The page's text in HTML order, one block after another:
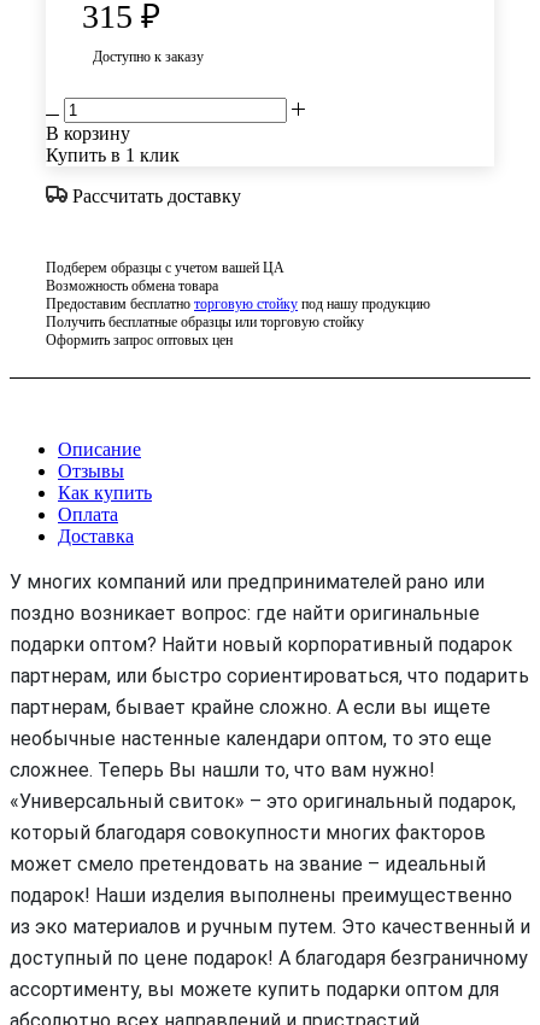
315 ₽
Доступно к заказу
В корзину
Купить в 1 клик
Рассчитать доставку
Подберем образцы с учетом вашей ЦА
Возможность обмена товара
Предоставим бесплатно торговую стойку под нашу продукцию
Получить бесплатные образцы или торговую стойку
Оформить запрос оптовых цен
Описание
Отзывы
Как купить
Оплата
Доставка
У многих компаний или предпринимателей рано или
поздно возникает вопрос: где найти оригинальные
подарки оптом? Найти новый корпоративный подарок
партнерам, или быстро сориентироваться, что подарить
партнерам, бывает крайне сложно. А если вы ищете
необычные настенные календари оптом, то это еще
сложнее. Теперь Вы нашли то, что вам нужно!
«Универсальный свиток» – это оригинальный подарок,
который благодаря совокупности многих факторов
может смело претендовать на звание – идеальный
подарок! Наши изделия выполнены преимущественно
из эко материалов и ручным путем. Это качественный и
доступный по цене подарок! А благодаря безграничному
ассортименту, вы можете купить подарки оптом для